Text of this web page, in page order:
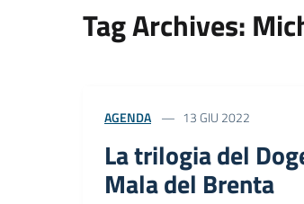
Tag Archives:
AGENDA 13 GIU 2022
La trilogia del
Mala del Brenta